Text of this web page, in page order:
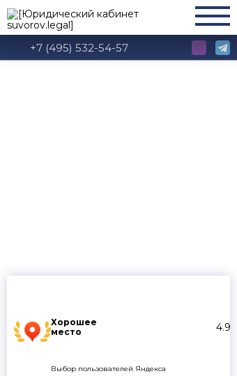
+7 (495) 532-54-57
Хорошее
место
4.9
Выбор пользователей Яндекса